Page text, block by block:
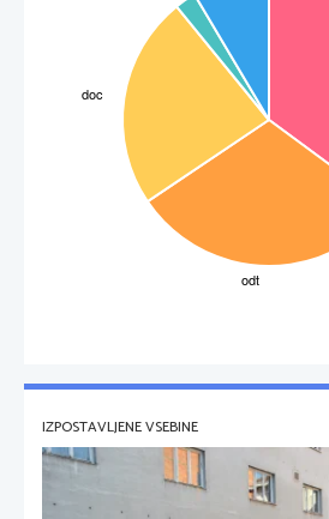
IZPOSTAVLJENE VSEBINE